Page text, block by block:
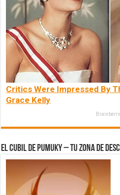
Critics Were Impressed By
Grace Kelly
El Cubil de Pumuky – Tu zona de